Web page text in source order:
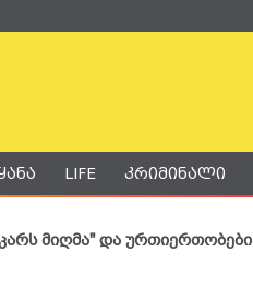
LIFE კრიმინალი
მიღმა" და ურთიერთობები